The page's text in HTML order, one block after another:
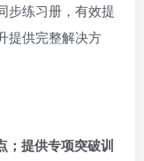
步练习册，有效提
提供完整解决方
；提供专项突破训